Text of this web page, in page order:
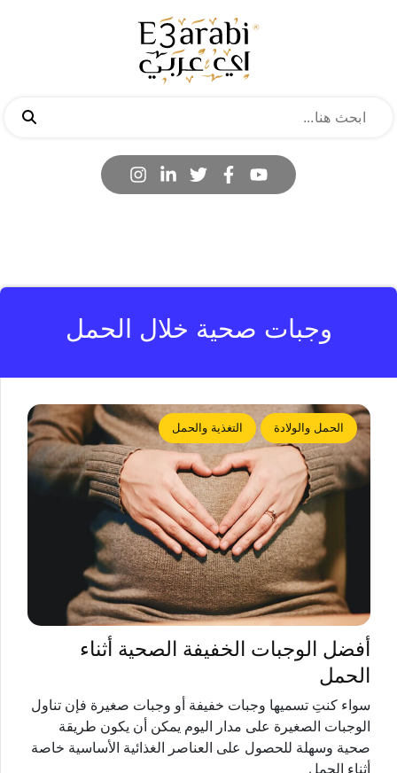
وجبات صحية خلال الحمل
الحمل والولادة التغذية والحمل
أفضل الوجبات الخفيفة الصحية أثناء
الحمل
سواء كنتِ تسميها وجبات خفيفة أو وجبات صغيرة فإن تناول
الوجبات الصغيرة على مدار اليوم يمكن أن يكون طريقة
صحية وسهلة للحصول على العناصر الغذائية الأساسية خاصة
أثناء الحمل